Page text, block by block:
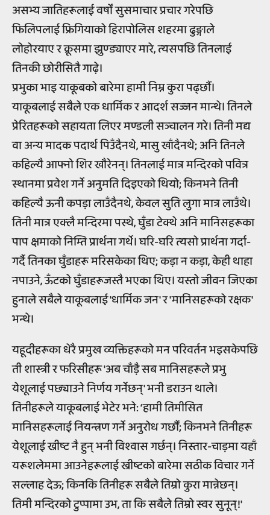
असभ्य जातिहरूलाई वर्षों सुसमाचार प्रचार गरेपछि
फिलिपलाई फ्रिगियाको हिरापोलिस शहरमा ढुङ्गाले
लोहोरयाए र क्रूसमा झुण्ड्याएर मारे, त्यसपछि तिनलाई
तिनकी छोरीसितै गाढ़े।
प्रभुका भाइ याकूबको बारेमा हामी निम्न कुरा पढ्छौं।
याकूबलाई सबैले एक धार्मिक र आदर्श सज्जन मान्थे। तिनले
प्रेरितहरूको सहायता लिएर मण्डली सञ्चालन गरे। तिनी मद्य
वा अन्य मादक पदार्थ पिउँदैनथे, मासु खाँदैनथे; अनि तिनले
कहिल्यै आफ्नो शिर खौरेनन्। तिनलाई मात्र मन्दिरको पवित्र
स्थानमा प्रवेश गर्ने अनुमति दिइएको थियो; किनभने तिनी
कहिल्यै ऊनी कपड़ा लाउँदैनथे, केवल सुति लुगा मात्र लाउँथे।
तिनी मात्र एक्लै मन्दिरमा पस्थे, घुँडा टेक्थे अनि मानिसहरूका
पाप क्षमाको निम्ति प्रार्थना गर्थे। घरि-घरि त्यसो प्रार्थना गर्दा-
गर्दै तिनका घुँडाहरू मरिसकेका थिए; कड़ा न कड़ा, केही थाहा
नपाउने, ऊँटको घुँडाहरूजस्तै भएका थिए। यस्तो जीवन जिएका
हुनाले सबैले याकूबलाई 'धार्मिक जन' र 'मानिसहरूको रक्षक'
भन्थे।
यहूदीहरूका धेरै प्रमुख व्यक्तिहरूको मन परिवर्तन भइसकेपछि
ती शास्त्री र फरिसीहरू 'अब चाँड़ै सब मानिसहरूले प्रभु
येशूलाई पछ्याउने निर्णय गर्नेछन्' भनी डराउन थाले।
तिनीहरूले याकूबलाई भेटेर भने: ‘हामी तिमीसित
मानिसहरूलाई नियन्त्रण गर्ने अनुरोध गर्छौं; किनभने तिनीहरू
येशूलाई ख्रीष्ट नै हुन् भनी विश्वास गर्छन्। निस्तार-चाड़मा यहाँ
यरूशलेममा आउनेहरूलाई ख्रीष्टको बारेमा सठीक विचार गर्ने
सल्लाह देऊ; किनकि तिनीहरू सबैले तिम्रो कुरा मान्नेछन्।
तिमी मन्दिरको टुप्पामा उभ, ता कि सबैले तिम्रो स्वर सुनून्!'